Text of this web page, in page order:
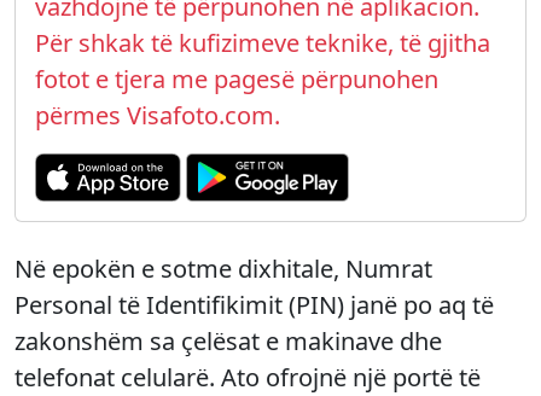
vazhdojnë të përpunohen në aplikacion.
Për shkak të kufizimeve teknike, të gjitha
fotot e tjera me pagesë përpunohen
përmes Visafoto.com.
Në epokën e sotme dixhitale, Numrat
Personal të Identifikimit (PIN) janë po aq të
zakonshëm sa çelësat e makinave dhe
telefonat celularë. Ato ofrojnë një portë të